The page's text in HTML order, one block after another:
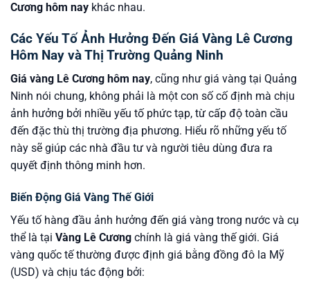
Cương hôm nay khác nhau.
Các Yếu Tố Ảnh Hưởng Đến Giá Vàng Lê Cương
Hôm Nay và Thị Trường Quảng Ninh
Giá vàng Lê Cương hôm nay, cũng như giá vàng tại Quảng
Ninh nói chung, không phải là một con số cố định mà chịu
ảnh hưởng bởi nhiều yếu tố phức tạp, từ cấp độ toàn cầu
đến đặc thù thị trường địa phương. Hiểu rõ những yếu tố
này sẽ giúp các nhà đầu tư và người tiêu dùng đưa ra
quyết định thông minh hơn.
Biến Động Giá Vàng Thế Giới
Yếu tố hàng đầu ảnh hưởng đến giá vàng trong nước và cụ
thể là tại Vàng Lê Cương chính là giá vàng thế giới. Giá
vàng quốc tế thường được định giá bằng đồng đô la Mỹ
(USD) và chịu tác động bởi: